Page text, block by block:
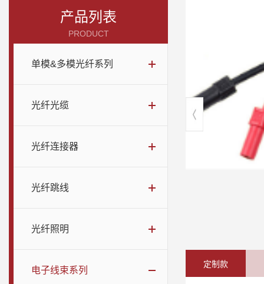
产品列表
PRODUCT
单模&多模光纤系列
光纤光缆
光纤连接器
光纤跳线
光纤照明
电子线束系列
定制款